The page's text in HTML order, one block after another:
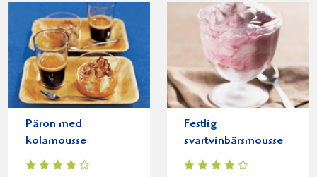
Päron med
kolamousse
Festlig
svartvinbärsmousse